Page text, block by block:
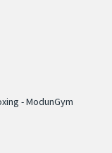
- ModunGym